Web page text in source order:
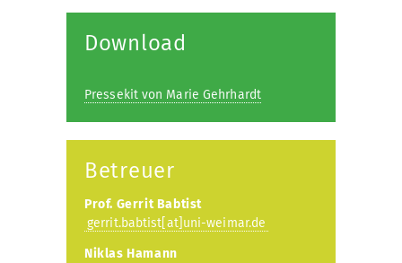
Download
Pressekit von Marie Gehrhardt
Betreuer
Prof. Gerrit Babtist
gerrit.babtist[at]uni-weimar.de
Niklas Hamann